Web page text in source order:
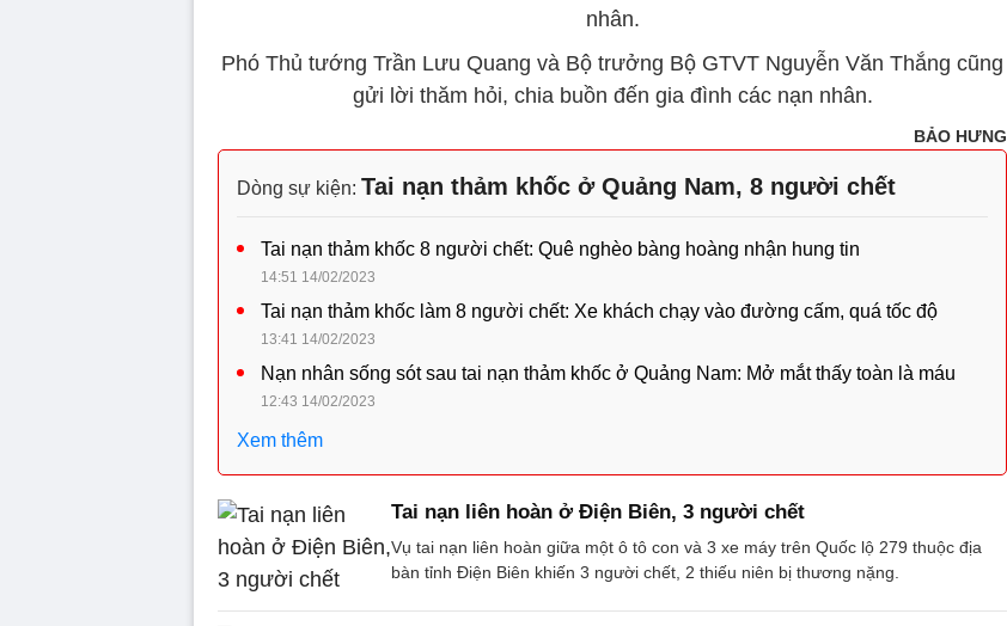
nhân.
Phó Thủ tướng Trần Lưu Quang và Bộ trưởng Bộ GTVT Nguyễn Văn Thắng cũng
gửi lời thăm hỏi, chia buồn đến gia đình các nạn nhân.
BẢO HƯNG
Dòng sự kiện: Tai nạn thảm khốc ở Quảng Nam, 8 người chết
Tai nạn thảm khốc 8 người chết: Quê nghèo bàng hoàng nhận hung tin
14:51 14/02/2023
Tai nạn thảm khốc làm 8 người chết: Xe khách chạy vào đường cấm, quá tốc độ
13:41 14/02/2023
Nạn nhân sống sót sau tai nạn thảm khốc ở Quảng Nam: Mở mắt thấy toàn là máu
12:43 14/02/2023
Xem thêm
Tai nạn liên hoàn ở Điện Biên, 3 người chết
Vụ tai nạn liên hoàn giữa một ô tô con và 3 xe máy trên Quốc lộ 279 thuộc địa
bàn tỉnh Điện Biên khiến 3 người chết, 2 thiếu niên bị thương nặng.